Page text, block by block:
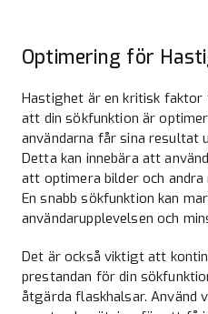
Optimering för
Hastighet är en kritisk faktor
att din sökfunktion är
användarna får sina resultat
Detta kan innebära att
att optimera bilder och
En snabb sökfunktion kan
användarupplevelsen och
Det är också viktigt att
prestandan för din
åtgärda flaskhalsar. Använd